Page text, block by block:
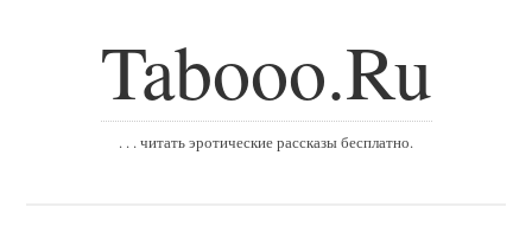
Tabooo.Ru
. . . читать эротические рассказы бесплатно.